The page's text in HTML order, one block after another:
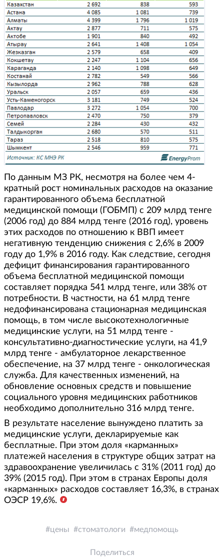
По данным МЗ РК, несмотря на более чем 4-
кратный рост номинальных расходов на оказание
гарантированного объема бесплатной
медицинской помощи (ГОБМП) с 209 млрд тенге
(2006 год) до 884 млрд тенге (2016 год), уровень
этих расходов по отношению к ВВП имеет
негативную тенденцию снижения с 2,6% в 2009
году до 1,9% в 2016 году. Как следствие, сегодня
дефицит финансирования гарантированного
объема бесплатной медицинской помощи
составляет порядка 541 млрд тенге, или 38% от
потребности. В частности, на 61 млрд тенге
недофинансирована стационарная медицинская
помощь, в том числе высокотехнологичные
медицинские услуги, на 51 млрд тенге -
консультативно-диагностические услуги, на 41,9
млрд тенге - амбулаторное лекарственное
обеспечение, на 37 млрд тенге - онкологическая
служба. Для качественных изменений, на
обновление основных средств и повышение
социального уровня медицинских работников
необходимо дополнительно 316 млрд тенге.
В результате население вынуждено платить за
медицинские услуги, декларируемые как
бесплатные. При этом доля «карманных»
платежей населения в структуре общих затрат на
здравоохранение увеличилась с 31% (2011 год) до
39% (2015 год). При этом в странах Европы доля
«карманных» расходов составляет 16,3%, в странах
ОЭСР 19,6%.
цены стоматологи медпомощь
Поделиться